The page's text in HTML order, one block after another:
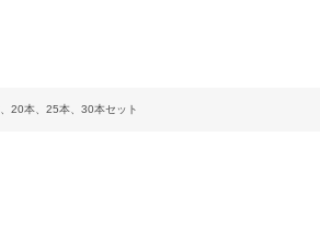
20本、25本、30本セット